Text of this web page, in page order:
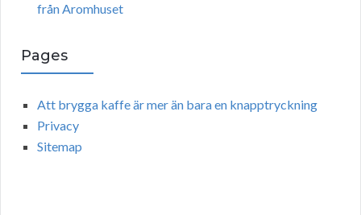
från Aromhuset
Pages
Att brygga kaffe är mer än bara en knapptryckning
Privacy
Sitemap